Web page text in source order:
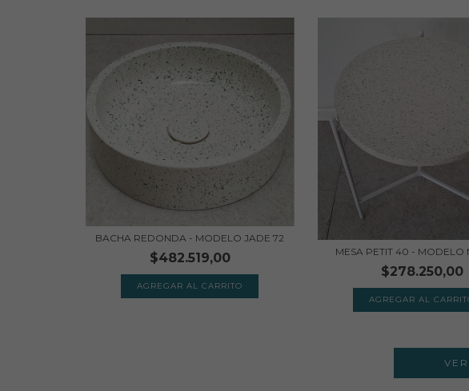
BACHA REDONDA - MODELO JADE 72
$482.519,00 MESA PETIT 40 - MODELO
$278.250,00
AGREGAR AL